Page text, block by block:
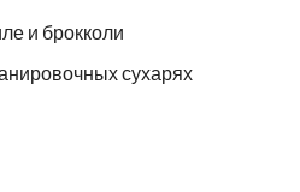
и брокколи
сухарях